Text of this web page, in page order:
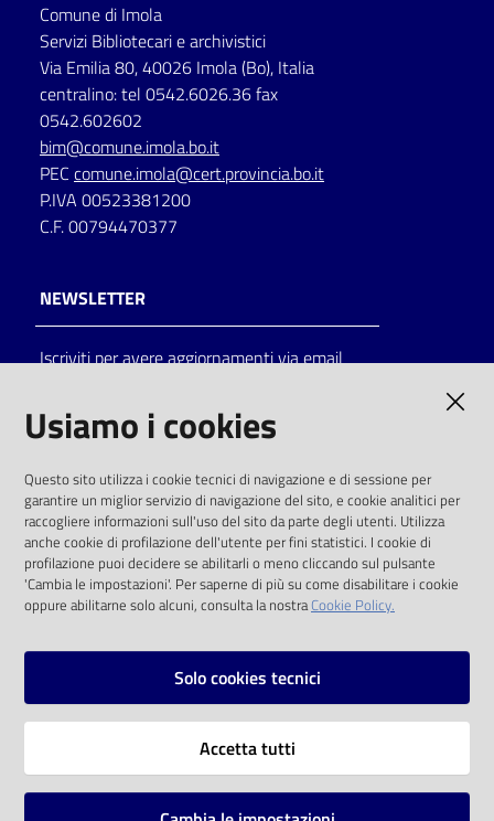
Seguici
su
Catalogo
Eventi
Chiedi al
bibliotecario
Avvisi
Comune di Imola
Servizi Bibliotecari e archivistici
Via Emilia 80, 40026 Imola (Bo), Italia
centralino: tel 0542.6026.36 fax
0542.602602
bim@comune.imola.bo.it
PEC comune.imola@cert.provincia.bo.it
P.IVA 00523381200
C.F. 00794470377
NEWSLETTER
Iscriviti per avere aggiornamenti via email
solo alle condizioni previste dalla direttiva
comunitaria 2003/98/CE e dal d.lgs. 36/2006
SOCIAL
Instagram
Vai alla pagina
Usiamo i cookies
Questo sito utilizza i cookie tecnici di navigazione e di sessione per
garantire un miglior servizio di navigazione del sito, e cookie analitici per
raccogliere informazioni sull'uso del sito da parte degli utenti. Utilizza
anche cookie di profilazione dell'utente per fini statistici. I cookie di
profilazione puoi decidere se abilitarli o meno cliccando sul pulsante
'Cambia le impostazioni'. Per saperne di più su come disabilitare i cookie
oppure abilitarne solo alcuni, consulta la nostraCookie Policy.
Solo cookies tecnici
Accetta tutti